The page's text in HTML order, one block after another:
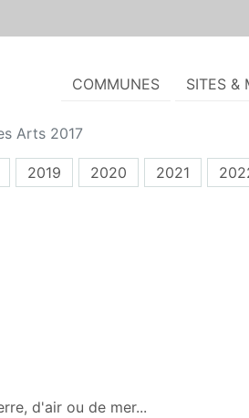
COMMUNES SITES &
Arts 2017
2019 2020 2021
d'air ou de mer...